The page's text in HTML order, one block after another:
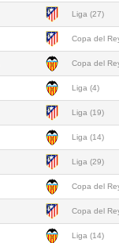
Liga (27)
Copa del
Copa del
Liga (4)
Liga (19)
Liga (14)
Liga (29)
Copa del
Copa del
Liga (14)